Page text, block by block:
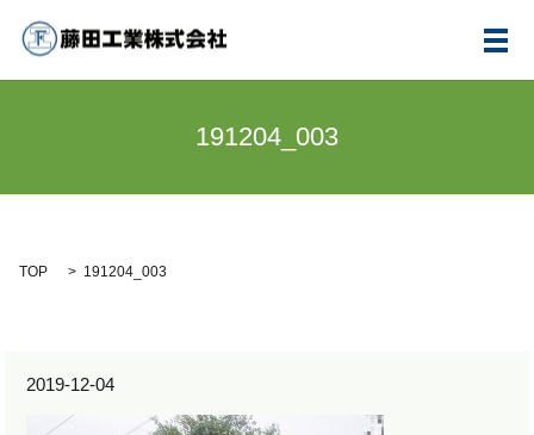
メ
191204_003
TOP 191204_003
2019-12-04